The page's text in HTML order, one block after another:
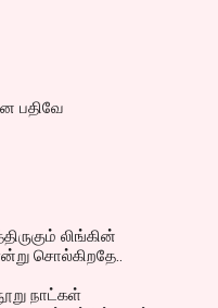
பதிவே
லிங்கின்
சொல்கிறதே..
நாட்கள்